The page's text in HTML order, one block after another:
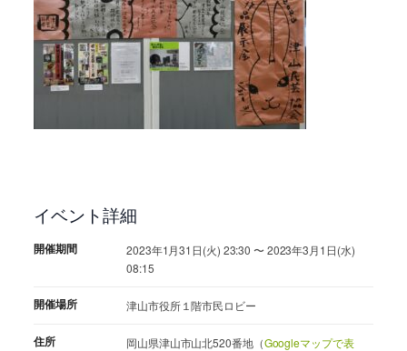
イベント詳細
開催期間
2023年1月31日(火) 23:30 〜 2023年3月1日(水)
08:15
開催場所 津山市役所１階市民ロビー
住所 岡山県津山市山北520番地（Googleマップで表